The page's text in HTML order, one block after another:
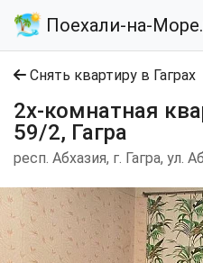
Поехали-на-
Снять квартиру в Гаграх
2х-комнатная
59/2, Гагра
респ. Абхазия, г. Гагра, ул.